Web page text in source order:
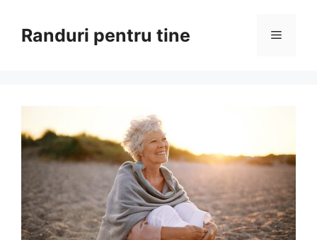
conținutRanduri pentru tine Meniu